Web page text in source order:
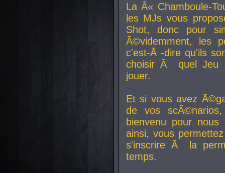
La Â« Chamboule-
les MJs vous
Shot, donc pour
Ã©videmment, les
c'est-Ã -dire qu'ils
choisir Ã quel Jeu
jouer.
Et si vous avez
de vos
bienvenu pour
ainsi, vous
s'inscrire Ã la
temps.